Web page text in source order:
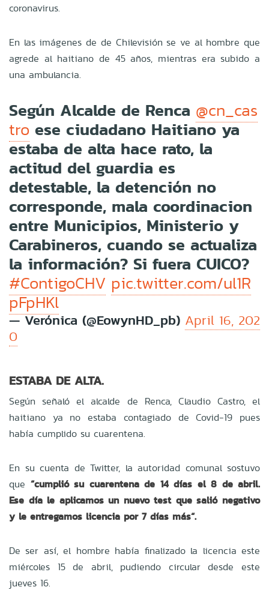
coronavirus.
En las imágenes de de Chilevisión se ve al hombre que
agrede al haitiano de 45 años, mientras era subido a
una ambulancia.
Según Alcalde de Renca @cn_cas
tro ese ciudadano Haitiano ya
estaba de alta hace rato, la
actitud del guardia es
detestable, la detención no
corresponde, mala coordinacion
entre Municipios, Ministerio y
Carabineros, cuando se actualiza
la información? Si fuera CUICO?
#ContigoCHV pic.twitter.com/ul1R
pFpHKl
— Verónica (@EowynHD_pb) April 16, 202
0
ESTABA DE ALTA.
Según señaló el alcalde de Renca, Claudio Castro, el
haitiano ya no estaba contagiado de Covid-19 pues
había cumplido su cuarentena.
En su cuenta de Twitter, la autoridad comunal sostuvo
que “cumplió su cuarentena de 14 días el 8 de abril.
Ese día le aplicamos un nuevo test que salió negativo
y le entregamos licencia por 7 días más“.
De ser así, el hombre había finalizado la licencia este
miércoles 15 de abril, pudiendo circular desde este
jueves 16.